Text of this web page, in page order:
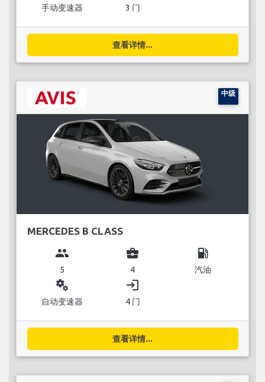
手动变速器 3 门
查看详情...
中级
MERCEDES B CLASS
group
5
business_center
4
local_gas_station
汽油
miscellaneous_services
自动变速器
login
4 门
查看详情...